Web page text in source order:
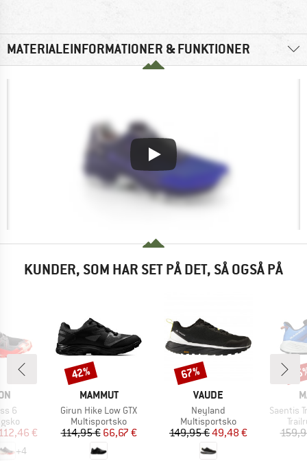
MATERIALEINFORMATIONER & FUNKTIONER
KUNDER, SOM HAR SET PÅ DET, SÅ OGSÅ PÅ
6
pris
€
+4
MÆRKE
MAMMUT
Artikel
Girun Hike Low GTX
Produktgruppe
Multisportsko
Pris
114,95 €Nedsat pris
66,67 €
Rabat
42%
MÆRKE
VAUDE
Artikel
Neyland
Produktgruppe
Multisportsko
Pris
149,95 €Nedsat pris
49,48 €
Rabat
67%
Artikel
Saentis